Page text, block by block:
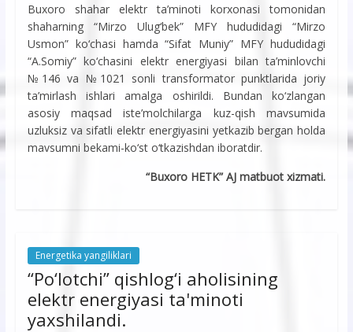
Buxoro shahar elektr ta’minoti korxonasi tomonidan
shaharning “Mirzo Ulug‘bek” MFY hududidagi “Mirzo
Usmon” ko‘chasi hamda “Sifat Muniy” MFY hududidagi
“A.Somiy” ko‘chasini elektr energiyasi bilan ta’minlovchi
№146 va №1021 sonli transformator punktlarida joriy
ta’mirlash ishlari amalga oshirildi. Bundan ko‘zlangan
asosiy maqsad iste’molchilarga kuz-qish mavsumida
uzluksiz va sifatli elektr energiyasini yetkazib bergan holda
mavsumni bekami-ko‘st o‘tkazishdan iboratdir.
“Buxoro HETK” AJ matbuot xizmati.
Energetika yangiliklari
“Po‘lotchi” qishlog‘i aholisining
elektr energiyasi ta'minoti
yaxshilandi.